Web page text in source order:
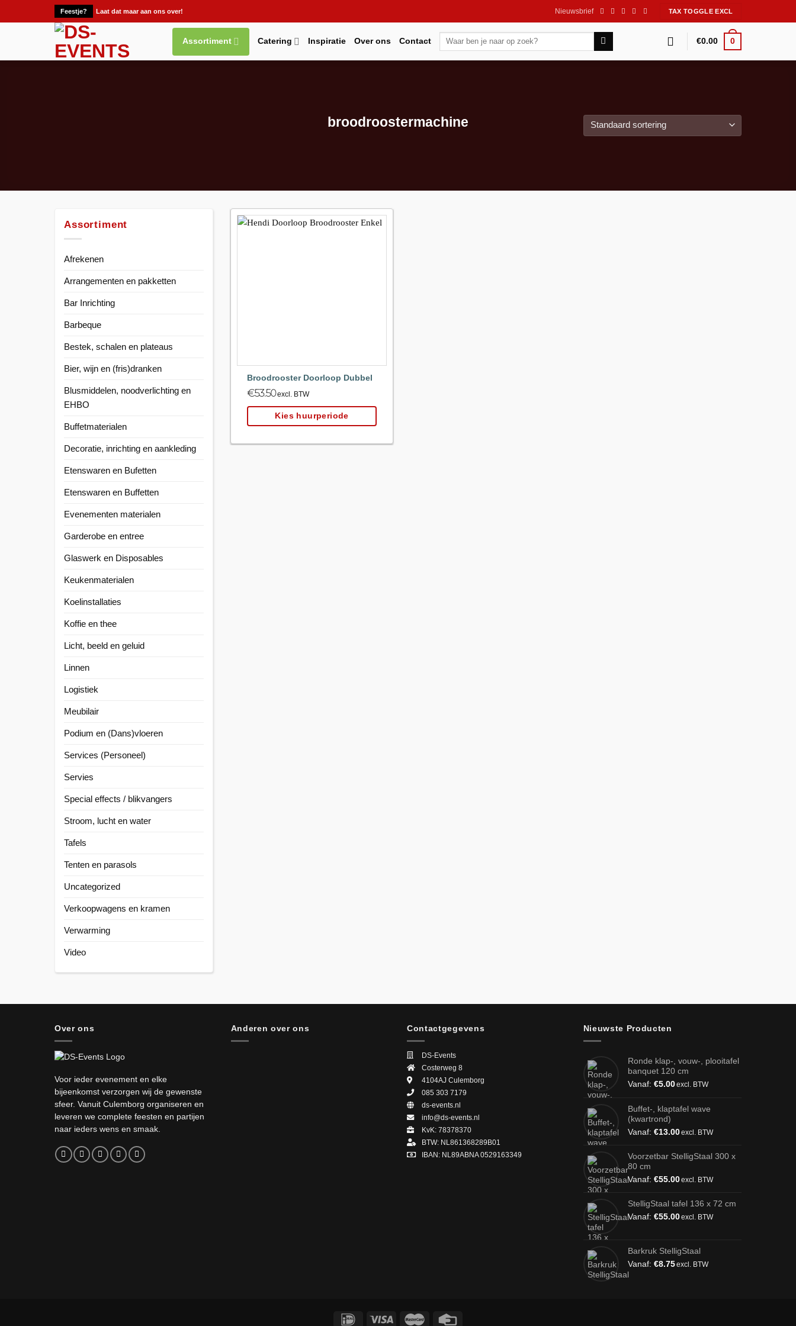
naar
Feestje? Laat dat maar aan ons over! Nieuwsbrief
Assortiment Catering Inspiratie Over ons Contact
Zoeken
€0.00 0
broodroostermachine
Assortiment
Afrekenen
Arrangementen en pakketten
Bar Inrichting
Barbeque
Bestek, schalen en plateaus
Bier, wijn en (fris)dranken
Blusmiddelen, noodverlichting en
EHBO
Buffetmaterialen
Decoratie, inrichting en aankleding
Etenswaren en Bufetten
Etenswaren en Buffetten
Evenementen materialen
Garderobe en entree
Glaswerk en Disposables
Keukenmaterialen
Koelinstallaties
Koffie en thee
Licht, beeld en geluid
Linnen
Logistiek
Meubilair
Podium en (Dans)vloeren
Services (Personeel)
Servies
Special effects / blikvangers
Stroom, lucht en water
Tafels
Tenten en parasols
Uncategorized
Verkoopwagens en kramen
Verwarming
Video
Broodrooster Doorloop Dubbel
€53.50excl. BTW
Kies huurperiode
Over ons
Voor ieder evenement en elke
bijeenkomst verzorgen wij de gewenste
sfeer. Vanuit Culemborg organiseren en
leveren we complete feesten en partijen
naar ieders wens en smaak.
Anderen over ons Contactgegevens
DS-Events
Costerweg 8
4104AJ Culemborg
085 303 7179
ds-events.nl
info@ds-events.nl
KvK: 78378370
BTW: NL861368289B01
IBAN: NL89ABNA 0529163349
Nieuwste Producten
Ronde klap-, vouw-, plooitafel
banquet 120 cm
Vanaf: €5.00excl. BTW
Buffet-, klaptafel wave
(kwartrond)
Vanaf: €13.00excl. BTW
Voorzetbar StelligStaal 300 x
80 cm
Vanaf: €55.00excl. BTW
StelligStaal tafel 136 x 72 cm
Vanaf: €55.00excl. BTW
Barkruk StelligStaal
Vanaf: €8.75excl. BTW